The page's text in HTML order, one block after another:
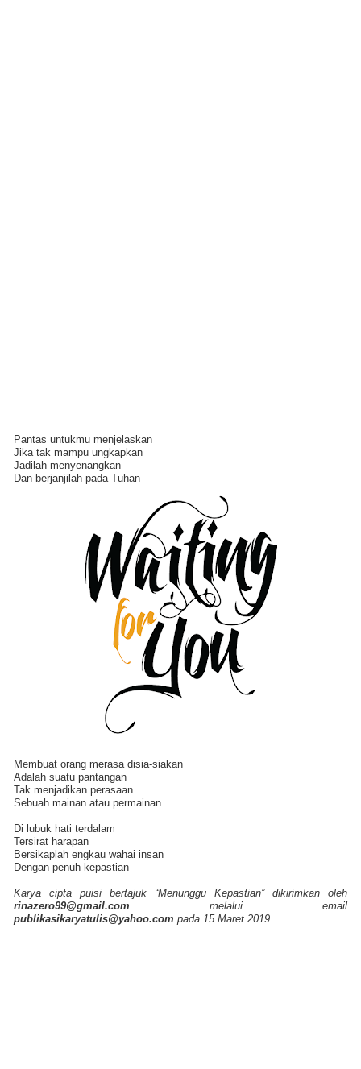
Pantas untukmu menjelaskan
Jika tak mampu ungkapkan
Jadilah menyenangkan
Dan berjanjilah pada Tuhan
Membuat orang merasa disia-siakan
Adalah suatu pantangan
Tak menjadikan perasaan
Sebuah mainan atau permainan
Di lubuk hati terdalam
Tersirat harapan
Bersikaplah engkau wahai insan
Dengan penuh kepastian
Karya cipta puisi bertajuk “Menunggu Kepastian” dikirimkan oleh
rinazero99@gmail.com melalui email
publikasikaryatulis@yahoo.com pada 15 Maret 2019.